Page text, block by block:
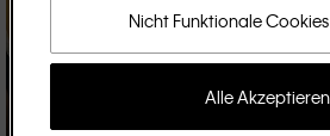
Bestseller
Nicht Funktionale
Alle Akzeptieren